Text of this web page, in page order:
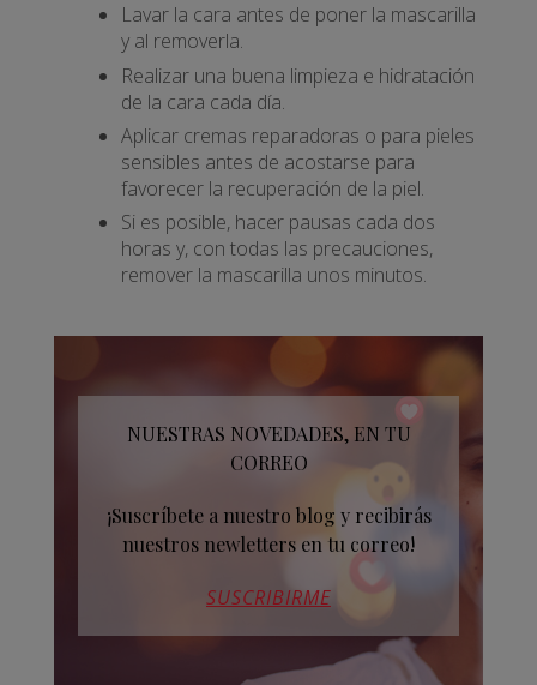
Lavar la cara antes de poner la mascarilla
y al removerla.
Realizar una buena limpieza e hidratación
de la cara cada día.
Aplicar cremas reparadoras o para pieles
sensibles antes de acostarse para
favorecer la recuperación de la piel.
Si es posible, hacer pausas cada dos
horas y, con todas las precauciones,
remover la mascarilla unos minutos.
NUESTRAS NOVEDADES, EN TU
CORREO
¡Suscríbete a nuestro blog y recibirás
nuestros newletters en tu correo!
SUSCRIBIRME